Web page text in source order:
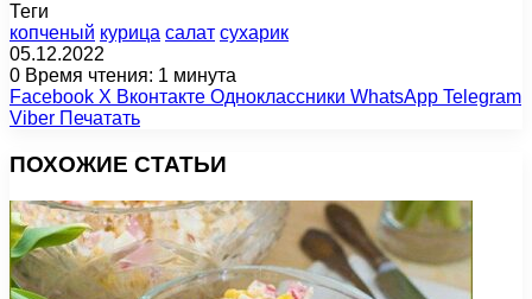
Теги
копченый курица салат сухарик
05.12.2022
0 Время чтения: 1 минута
Facebook X Вконтакте Одноклассники WhatsApp Telegram
Viber Печатать
ПОХОЖИЕ СТАТЬИ